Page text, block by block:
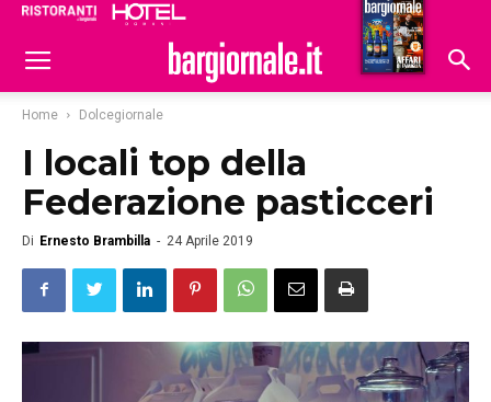
Hoteldomani
Home Dolcegiornale
I locali top della
Federazione pasticceri
Di Ernesto Brambilla - 24 Aprile 2019